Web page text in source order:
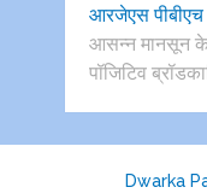
आरजेएस पीबीएच
आसन्न मानसून के
पॉजिटिव
Dwarka